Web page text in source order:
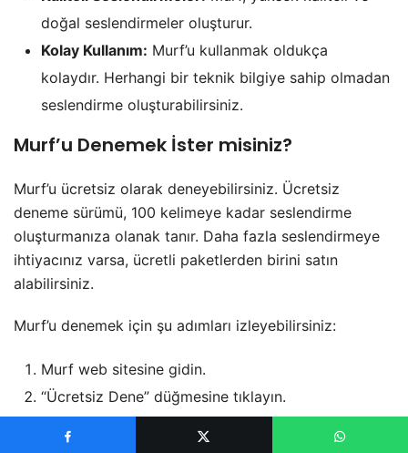
doğal seslendirmeler oluşturur.
Kolay Kullanım: Murf’u kullanmak oldukça
kolaydır. Herhangi bir teknik bilgiye sahip olmadan
seslendirme oluşturabilirsiniz.
Murf’u Denemek İster misiniz?
Murf’u ücretsiz olarak deneyebilirsiniz. Ücretsiz
deneme sürümü, 100 kelimeye kadar seslendirme
oluşturmanıza olanak tanır. Daha fazla seslendirmeye
ihtiyacınız varsa, ücretli paketlerden birini satın
alabilirsiniz.
Murf’u denemek için şu adımları izleyebilirsiniz:
Murf web sitesine gidin.
“Ücretsiz Dene” düğmesine tıklayın.